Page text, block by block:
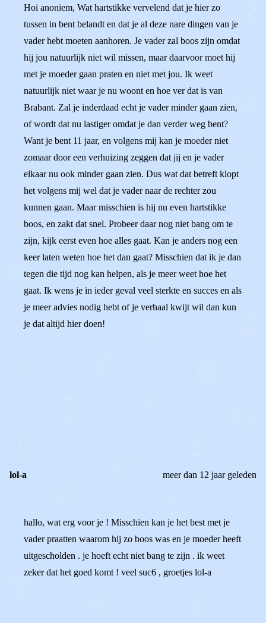
Hoi anoniem, Wat hartstikke vervelend dat je hier zo
tussen in bent belandt en dat je al deze nare dingen van je
vader hebt moeten aanhoren. Je vader zal boos zijn omdat
hij jou natuurlijk niet wil missen, maar daarvoor moet hij
met je moeder gaan praten en niet met jou. Ik weet
natuurlijk niet waar je nu woont en hoe ver dat is van
Brabant. Zal je inderdaad echt je vader minder gaan zien,
of wordt dat nu lastiger omdat je dan verder weg bent?
Want je bent 11 jaar, en volgens mij kan je moeder niet
zomaar door een verhuizing zeggen dat jij en je vader
elkaar nu ook minder gaan zien. Dus wat dat betreft klopt
het volgens mij wel dat je vader naar de rechter zou
kunnen gaan. Maar misschien is hij nu even hartstikke
boos, en zakt dat snel. Probeer daar nog niet bang om te
zijn, kijk eerst even hoe alles gaat. Kan je anders nog een
keer laten weten hoe het dan gaat? Misschien dat ik je dan
tegen die tijd nog kan helpen, als je meer weet hoe het
gaat. Ik wens je in ieder geval veel sterkte en succes en als
je meer advies nodig hebt of je verhaal kwijt wil dan kun
je dat altijd hier doen!
lol-a meer dan 12 jaar geleden
hallo, wat erg voor je ! Misschien kan je het best met je
vader praatten waarom hij zo boos was en je moeder heeft
uitgescholden . je hoeft echt niet bang te zijn . ik weet
zeker dat het goed komt ! veel suc6 , groetjes lol-a